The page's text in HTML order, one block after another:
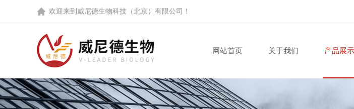
欢迎来到 威尼德生物科技（北京）有限公司 ！
网站首页 关于我们 产品展示